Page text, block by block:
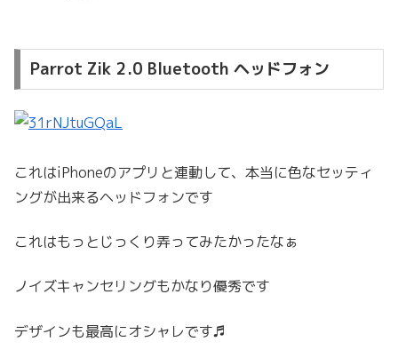
Parrot Zik 2.0 Bluetooth ヘッドフォン
これはiPhoneのアプリと連動して、本当に色なセッティ
ングが出来るヘッドフォンです
これはもっとじっくり弄ってみたかったなぁ
ノイズキャンセリングもかなり優秀です
デザインも最高にオシャレです♬